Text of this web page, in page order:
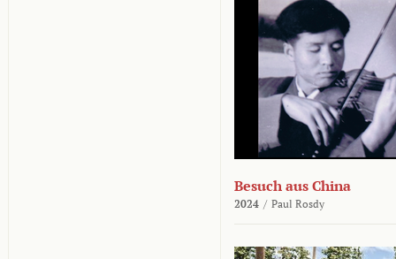
Besuch aus China
2024 / Paul Rosdy